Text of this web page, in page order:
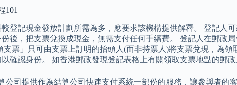
101
登記現金發放計劃所需為多，應要求該機構提供解釋。 登記
後，把支票兌換成現金，無需支付任何手續費。 登記人在郵
票」只可由支票上訂明的抬頭人(而非持票人)將支票兌現，為
確認身份。 如香港郵政發現登記表格上有關領取支票地點的郵
公司提供作為結算公司快速支付系統一部份的服務，讓參與者